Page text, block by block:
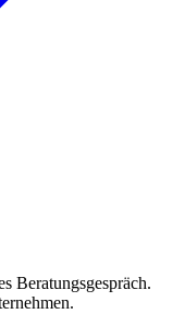
Beratungsgespräch.